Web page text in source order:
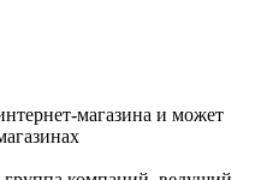
магазина и может